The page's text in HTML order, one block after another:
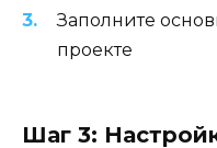
Заполните
проекте
Шаг 3: